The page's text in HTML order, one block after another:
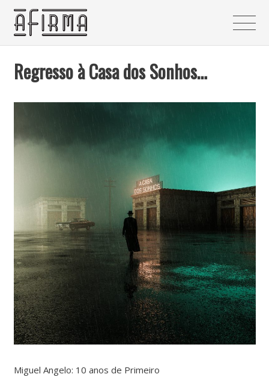
Regresso à Casa dos Sonhos…
Miguel Angelo: 10 anos de Primeiro